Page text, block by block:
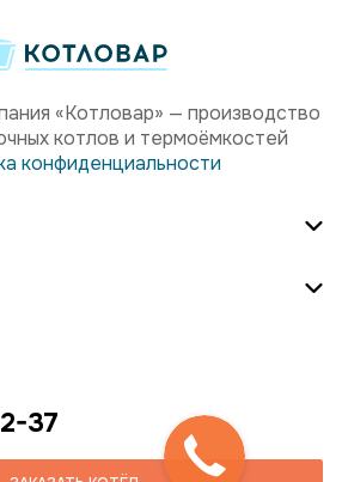
«Котловар» — производство
котлов и термоёмкостей
конфиденциальности
37